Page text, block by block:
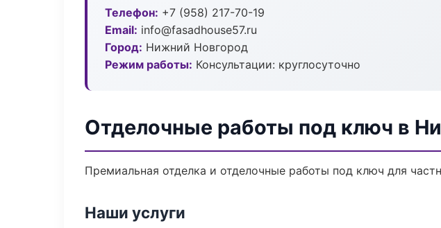
Телефон: +7 (958) 217-70-19
Email: info@fasadhouse57.ru
Город: Нижний Новгород
Режим работы: Консультации: круглосуточно
Отделочные работы под ключ в
Премиальная отделка и отделочные работы под ключ для
Наши услуги